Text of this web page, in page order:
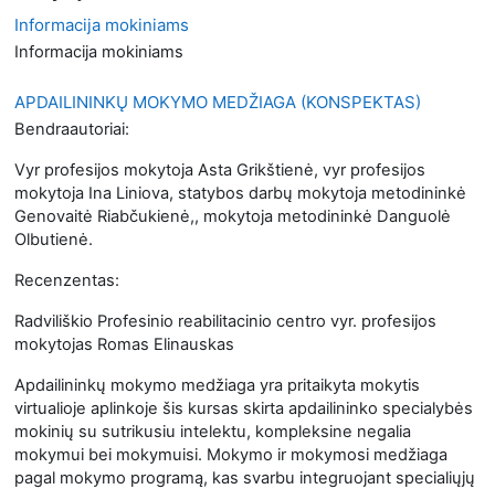
Informacija mokiniams
Informacija mokiniams
APDAILININKŲ MOKYMO MEDŽIAGA (KONSPEKTAS)
Bendraautoriai:
Vyr profesijos mokytoja Asta Grikštienė, vyr profesijos
mokytoja Ina Liniova, statybos darbų mokytoja metodininkė
Genovaitė Riabčukienė,, mokytoja metodininkė Danguolė
Olbutienė.
Recenzentas:
Radviliškio Profesinio reabilitacinio centro vyr. profesijos
mokytojas Romas Elinauskas
Apdailininkų mokymo medžiaga yra pritaikyta mokytis
virtualioje aplinkoje šis kursas skirta apdailininko specialybės
mokinių su sutrikusiu intelektu, kompleksine negalia
mokymui bei mokymuisi. Mokymo ir mokymosi medžiaga
pagal mokymo programą, kas svarbu integruojant specialiųjų